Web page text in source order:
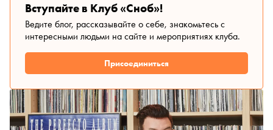
Вступайте в Клуб «Сноб»!
Ведите блог, рассказывайте о себе, знакомьтесь с
интересными людьми на сайте и мероприятиях клуба.
Присоединиться